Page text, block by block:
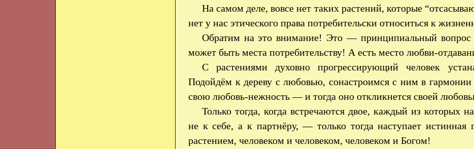
На самом деле, вовсе нет таких растений, которые
нет у нас этического права потребительски относиться к
Обратим на это внимание! Это — принципиальный
может быть места потребительству! А есть место любви-
С растениями духовно прогрессирующий человек
Подойдём к дереву с любовью, сонастроимся с ним в
свою любовь-нежность — и тогда оно откликнется своей
Только тогда, когда встречаются двое, каждый из которых
не к себе, а к партнёру, — только тогда наступает
растением, человеком и человеком, человеком и Богом!